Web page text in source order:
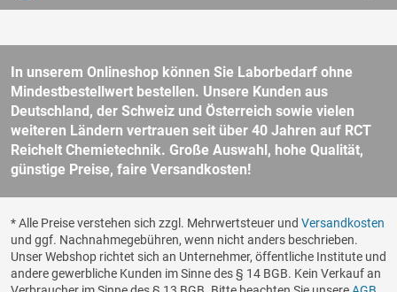
In unserem Onlineshop können Sie Laborbedarf ohne
Mindestbestellwert bestellen. Unsere Kunden aus
Deutschland, der Schweiz und Österreich sowie vielen
weiteren Ländern vertrauen seit über 40 Jahren auf RCT
Reichelt Chemietechnik. Große Auswahl, hohe Qualität,
günstige Preise, faire Versandkosten!
* Alle Preise verstehen sich zzgl. Mehrwertsteuer und Versandkosten
und ggf. Nachnahmegebühren, wenn nicht anders beschrieben.
Unser Webshop richtet sich an Unternehmer, öffentliche Institute und
andere gewerbliche Kunden im Sinne des § 14 BGB. Kein Verkauf an